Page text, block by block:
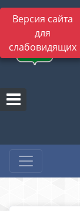
Версия сайта
для
слабовидящих